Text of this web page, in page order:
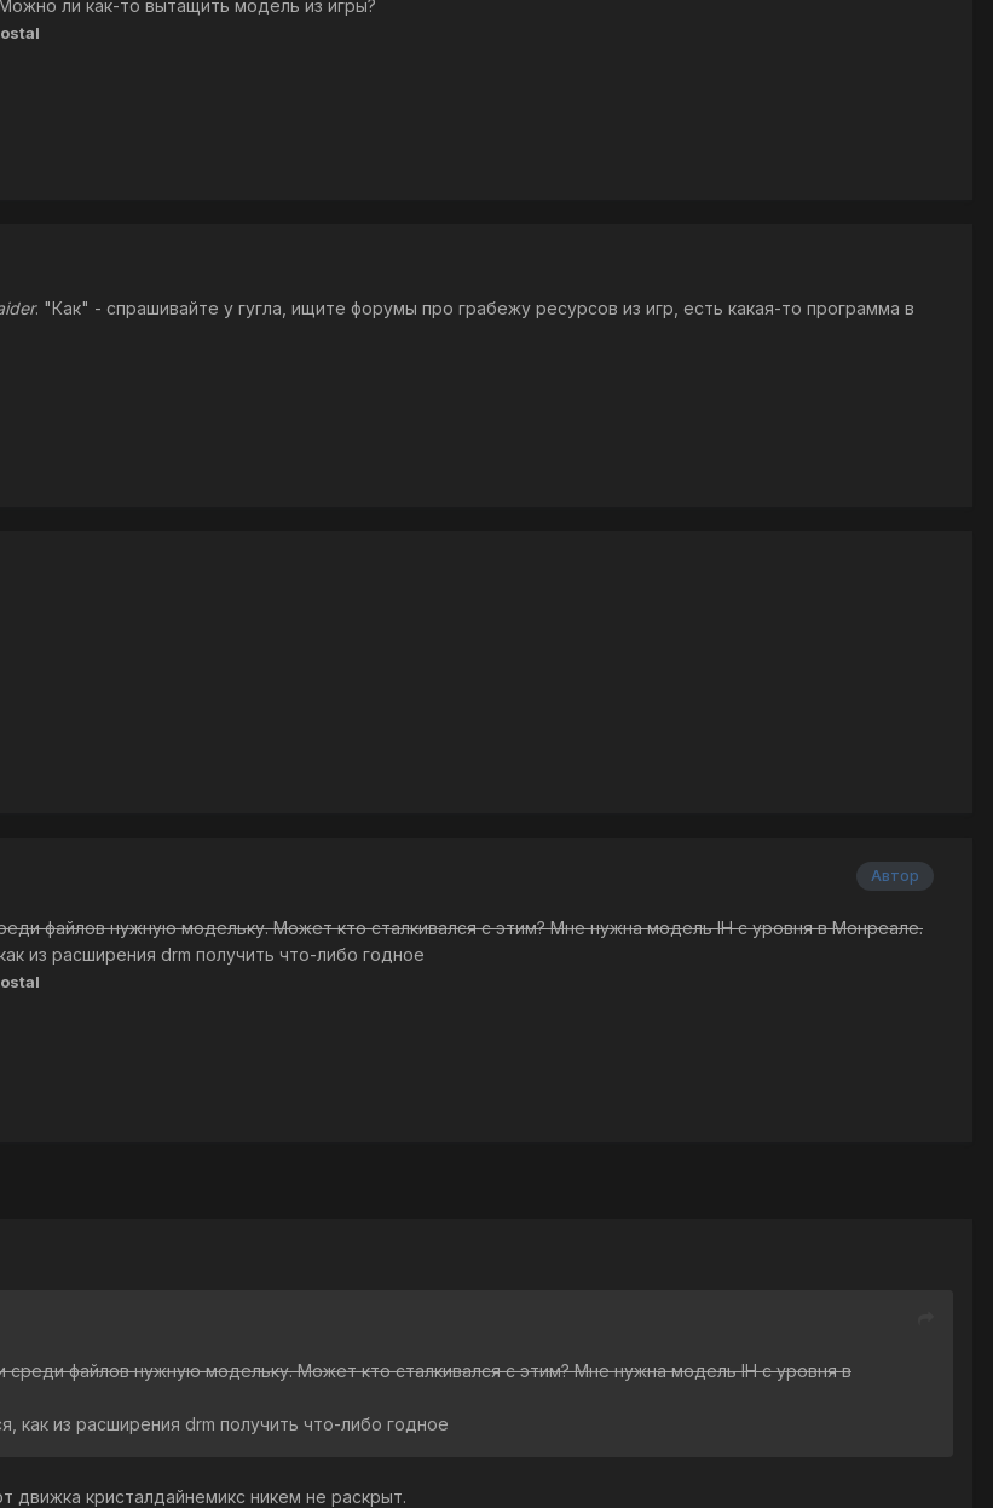
ли как-то вытащить модель из игры?
. "Как" - спрашивайте у гугла, ищите форумы про грабежу ресурсов из игр, есть какая-то программа в
Автор
файлов нужную модельку. Может кто сталкивался с этим? Мне нужна модель IH с уровня в Монреале.
из расширения drm получить что-либо годное
среди файлов нужную модельку. Может кто сталкивался с этим? Мне нужна модель IH с уровня в
как из расширения drm получить что-либо годное
кристалдайнемикс никем не раскрыт.